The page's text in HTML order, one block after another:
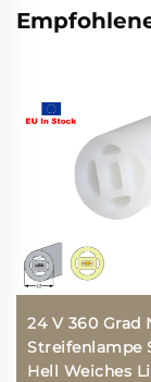
24 V 360 Grad
Streifenlampe
Hell Weiches